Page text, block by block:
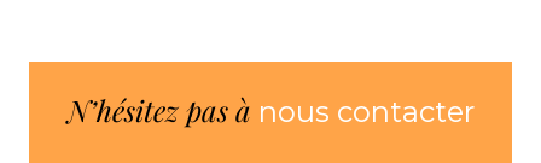
N’hésitez pas à nous contacter